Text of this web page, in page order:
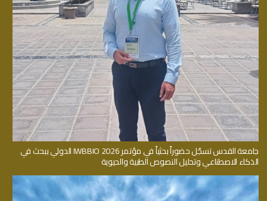
جامعة القدس تسجّل حضوراً بحثياً في مؤتمر IWBBIO 2026 الدولي ببحث في
الذكاء الاصطناعي وتحليل النصوص الطبية والحيوية